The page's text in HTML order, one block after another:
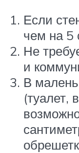
Если
чем на 5
Не
и
В
(туалет,